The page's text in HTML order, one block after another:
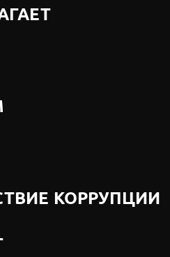
КОРРУПЦИИ